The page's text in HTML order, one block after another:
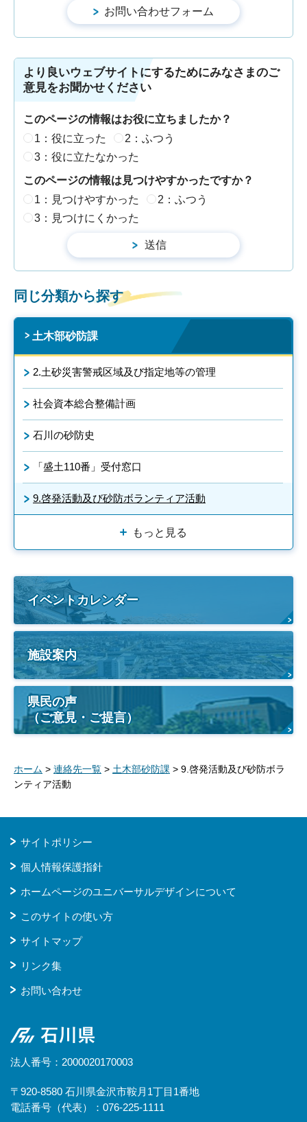
より良いウェブサイトにするためにみなさまのご
意見をお聞かせください
このページの情報はお役に立ちましたか？
1：役に立った
2：ふつう
3：役に立たなかった
このページの情報は見つけやすかったですか？
1：見つけやすかった
2：ふつう
3：見つけにくかった
同じ分類から探す
土木部砂防課
2.土砂災害警戒区域及び指定地等の管理
社会資本総合整備計画
石川の砂防史
「盛土110番」受付窓口
9.啓発活動及び砂防ボランティア活動
もっと見る
イベントカレンダー
施設案内
県民の声
（ご意見・ご提言）
ホーム > 連絡先一覧 > 土木部砂防課 > 9.啓発活動及び砂防ボラ
ンティア活動
サイトポリシー
個人情報保護指針
ホームページのユニバーサルデザインについて
このサイトの使い方
サイトマップ
リンク集
お問い合わせ
石川県
法人番号：2000020170003
〒920-8580 石川県金沢市鞍月1丁目1番地
電話番号（代表）：076-225-1111